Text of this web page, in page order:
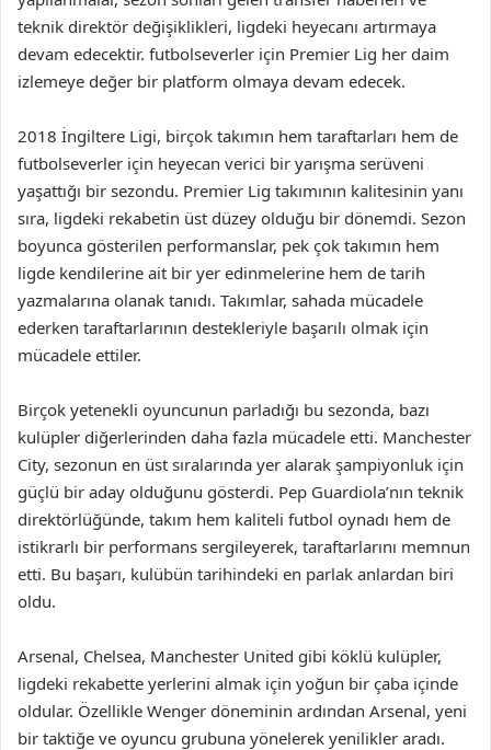
teknik direktör değişiklikleri, ligdeki heyecanı artırmaya
devam edecektir. futbolseverler için Premier Lig her daim
izlemeye değer bir platform olmaya devam edecek.
2018 İngiltere Ligi, birçok takımın hem taraftarları hem de
futbolseverler için heyecan verici bir yarışma serüveni
yaşattığı bir sezondu. Premier Lig takımının kalitesinin yanı
sıra, ligdeki rekabetin üst düzey olduğu bir dönemdi. Sezon
boyunca gösterilen performanslar, pek çok takımın hem
ligde kendilerine ait bir yer edinmelerine hem de tarih
yazmalarına olanak tanıdı. Takımlar, sahada mücadele
ederken taraftarlarının destekleriyle başarılı olmak için
mücadele ettiler.
Birçok yetenekli oyuncunun parladığı bu sezonda, bazı
kulüpler diğerlerinden daha fazla mücadele etti. Manchester
City, sezonun en üst sıralarında yer alarak şampiyonluk için
güçlü bir aday olduğunu gösterdi. Pep Guardiola’nın teknik
direktörlüğünde, takım hem kaliteli futbol oynadı hem de
istikrarlı bir performans sergileyerek, taraftarlarını memnun
etti. Bu başarı, kulübün tarihindeki en parlak anlardan biri
oldu.
Arsenal, Chelsea, Manchester United gibi köklü kulüpler,
ligdeki rekabette yerlerini almak için yoğun bir çaba içinde
oldular. Özellikle Wenger döneminin ardından Arsenal, yeni
bir taktiğe ve oyuncu grubuna yönelerek yenilikler aradı.